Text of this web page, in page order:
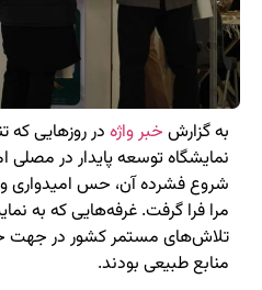
به گزارش خبر واژه در روزهایی که
نمایشگاه توسعه پایدار در مصلی
شروع فشرده آن، حس امیدواری و
مرا فرا گرفت. غرفه‌هایی که به
تلاش‌های مستمر کشور در جهت
منابع طبیعی بودند.